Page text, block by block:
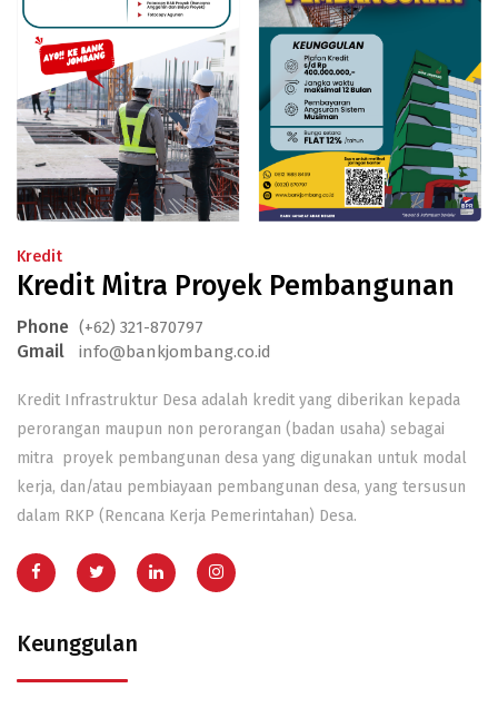
Kredit
Kredit Mitra Proyek Pembangunan
Phone (+62) 321-870797
Gmail info@bankjombang.co.id
Kredit Infrastruktur Desa adalah kredit yang diberikan kepada
perorangan maupun non perorangan (badan usaha) sebagai
mitra proyek pembangunan desa yang digunakan untuk modal
kerja, dan/atau pembiayaan pembangunan desa, yang tersusun
dalam RKP (Rencana Kerja Pemerintahan) Desa.
Keunggulan